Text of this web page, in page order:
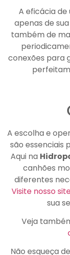
A eficácia
apenas de
também de
conexões para
A escolha e
são essenciais
Aqui na
canhões
diferentes
Visite nosso
sua
Veja
Não esqueça